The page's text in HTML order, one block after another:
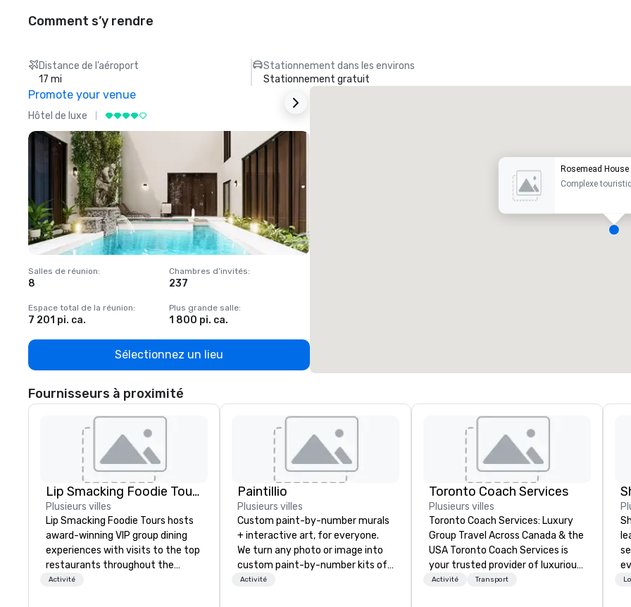
Comment s’y rendre
Distance de l’aéroport
17 mi
Stationnement dans les environs
Stationnement gratuit
Promote your venue
Hôtel de luxe
Salles de réunion:
8
Chambres d’invités:
237
Espace total de la réunion:
7 201 pi. ca.
Plus grande salle:
1 800 pi. ca.
Sélectionnez un lieu
Rosemead House
Complexe
Fournisseurs à proximité
Lip Smacking Foodie Tours
Plusieurs villes
Lip Smacking Foodie Tours hosts
award-winning VIP group dining
experiences with visits to the top
restaurants throughout the
United States. Choose either a
Activité
Paintillio
Plusieurs villes
Custom paint-by-number murals
+ interactive art, for everyone.
We turn any photo or image into
custom paint-by-number kits of
any size for your next corporate
Activité
Toronto Coach Services
Plusieurs villes
Toronto Coach Services: Luxury
Group Travel Across Canada & the
USA Toronto Coach Services is
your trusted provider of luxurious
and exclusive charter bus rentals,
Activité Transport